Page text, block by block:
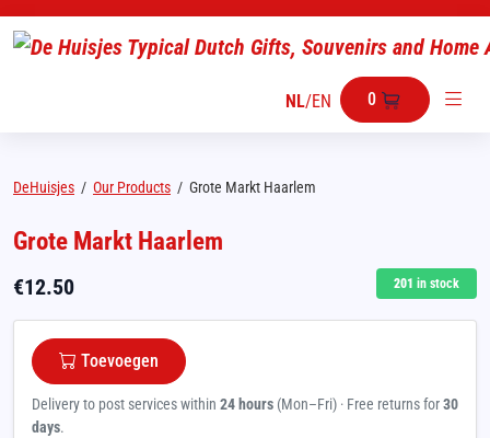
NL/EN 0
DeHuisjes / Our Products / Grote Markt Haarlem
Grote Markt Haarlem
€12.50 201 in stock
Toevoegen
Delivery to post services within 24 hours (Mon–Fri) · Free returns for30
days.